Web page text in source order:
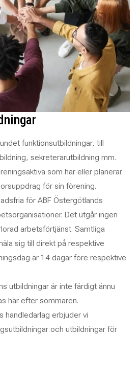
funktionsutbildningar, till
sekreterarutbildning mm.
som har eller planerar
för sin förening.
för ABF Östergötlands
Det utgår ingen
arbetsförtjänst. Samtliga
sig till direkt på respektive
är 14 dagar före respektive
utbildningar är inte färdigt ännu
här efter sommaren.
handledarlag erbjuder vi
och utbildningar för